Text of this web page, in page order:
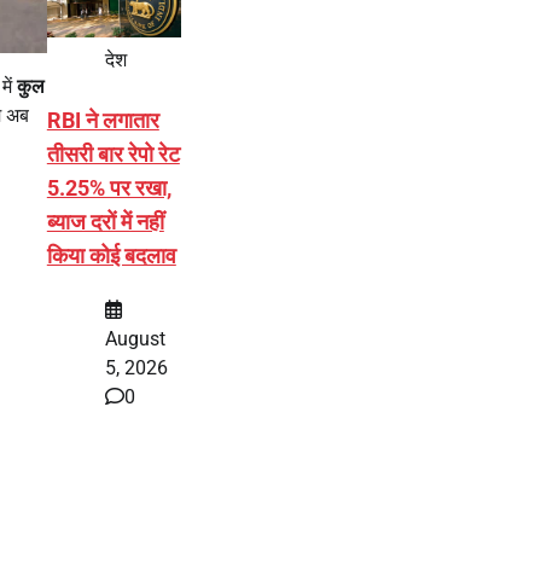
मेंकुल
अब
देश
RBI ने लगातार
तीसरी बार रेपो रेट
5.25% पर रखा,
ब्याज दरों में नहीं
किया कोई बदलाव
August
5, 2026
0